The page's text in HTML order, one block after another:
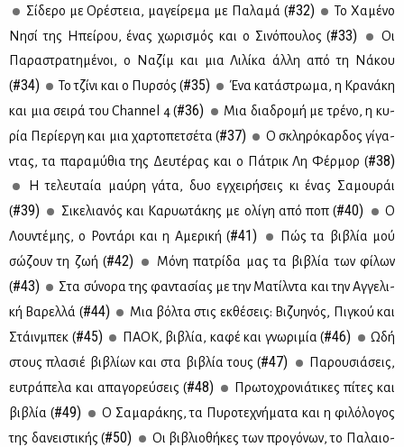
Σί­δε­ρο με Ορέ­στεια, μα­γεί­ρε­μα με Πα­λα­μά (#32)
Το Χα­μέ­νο
Νη­σί της Ηπεί­ρου, ένας χω­ρι­σμός και ο Σι­νό­που­λος (#33)
Οι
Πα­ρα­στρα­τη­μέ­νοι, ο Να­ζίμ και μια Λι­λί­κα άλ­λη από τη Νά­κου
(#34) Το τζί­νι και ο Πυρ­σός (#35)
Ένα κα­τά­στρω­μα, η Κρα­νά­κη
και μια σει­ρά του Channel 4 (#36)
Μια δια­δρο­μή με τρέ­νο, η κυ­
ρία Πε­ρί­ερ­γη και μια χαρ­το­πε­τσέ­τα (#37)
Ο σκλη­ρό­καρ­δος γί­γα­
ντας, τα πα­ρα­μύ­θια της Δευ­τέ­ρας και ο Πά­τρικ Λη Φέρ­μορ (#38)
Η τε­λευ­ταία μαύ­ρη γά­τα, δυο εγ­χει­ρή­σεις κι ένας Σα­μου­ράι
(#39) Σι­κε­λια­νός και Κα­ρυω­τά­κης με ολί­γη από ποπ (#40)
Ο
Λου­ντέ­μης, ο Ρο­ντά­ρι και η Αμε­ρι­κή (#41)
Πώς τα βι­βλία μού
σώ­ζουν τη ζωή (#42)
Μό­νη πα­τρί­δα μας τα βι­βλία των φί­λων
(#43)
Στα σύ­νο­ρα της φα­ντα­σί­ας με την Μα­τίλ­ντα και την Αγ­γε­λι­
κή Βα­ρελ­λά (#44)
Μια βόλ­τα στις εκ­θέ­σεις: Βι­ζυ­η­νός, Πι­γκού και
Στάιν­μπεκ (#45) ΠΑ­ΟΚ, βι­βλία, κα­φέ και γνω­ρι­μία (#46)
Ωδή
στους πλα­σιέ βι­βλί­ων και στα βι­βλία τους (#47)
Πα­ρου­σιά­σεις,
ευ­τρά­πε­λα και απα­γο­ρεύ­σεις (#48)
Πρω­το­χρο­νιά­τι­κες πί­τες και
βι­βλία (#49)
Ο Σα­μα­ρά­κης, τα Πυ­ρο­τε­χνή­μα­τα και η φι­λό­λο­γος
της δα­νει­στι­κής (#50)
Οι βι­βλιο­θή­κες των προ­γό­νων, το Πα­λαιο­